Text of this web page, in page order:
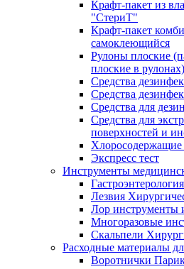
Крафт-пакет из
"СтериТ"
Крафт-пакет
самоклеющийся
Рулоны плоские
плоские в рулонах)
Средства
Средства
Средства для
Средства для
поверхностей и
Экспресс тест
Инструменты
Гастроэнтерология
Лезвия
Лор инструменты
Многоразовые
Скальпели
Расходные материалы
Воротнички